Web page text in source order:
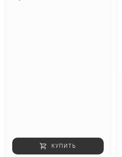
КУПИТЬ